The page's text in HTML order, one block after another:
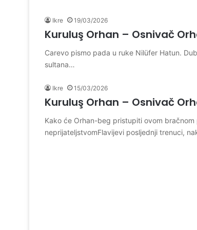
Ikre 19/03/2026
Kuruluş Orhan – Osnivač
Carevo pismo pada u ruke Nilüfer Hatun.
sultana…
Ikre 15/03/2026
Kuruluş Orhan – Osnivač
Kako će Orhan-beg pristupiti ovom
neprijateljstvomFlavijevi posljednji trenuci,